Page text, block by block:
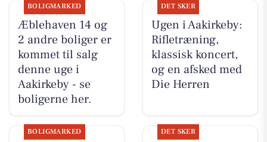
BOLIGMARKED
Æblehaven 14 og
2 andre boliger er
kommet til salg
denne uge i
Aakirkeby - se
boligerne her.
DET SKER
Ugen i Aakirkeby:
Rifletræning,
klassisk koncert,
og en afsked med
Die Herren
BOLIGMARKED DET SKER